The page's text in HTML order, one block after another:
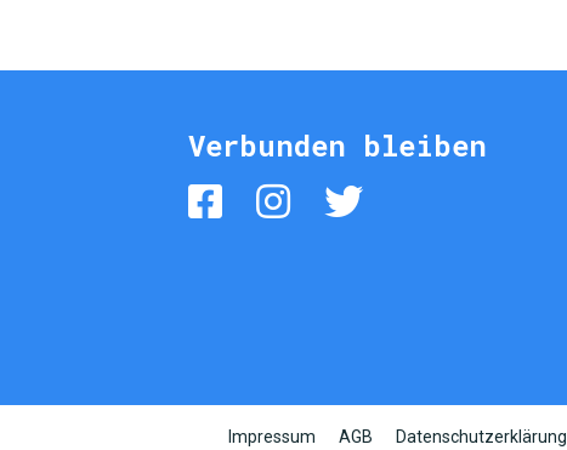
Verbunden bleiben
Impressum AGB Datenschutzerklärung